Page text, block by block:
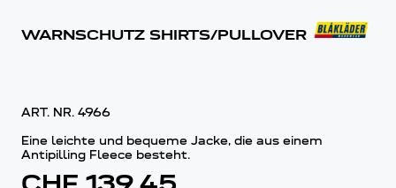
WARNSCHUTZ SHIRTS/PULLOVER
ART. NR. 4966
Eine leichte und bequeme Jacke, die aus einem
Antipilling Fleece besteht.